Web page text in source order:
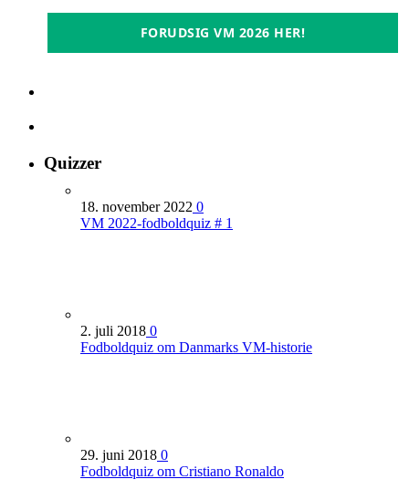
FORUDSIG VM 2026 HER!
Quizzer
18. november 2022 0
VM 2022-fodboldquiz # 1
2. juli 2018 0
Fodboldquiz om Danmarks VM-historie
29. juni 2018 0
Fodboldquiz om Cristiano Ronaldo